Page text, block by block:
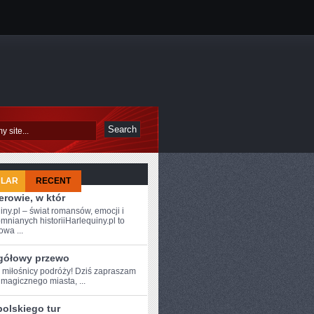
RECENT
w któr
– świat romansów, emocji i
historiiHarlequiny.pl to
...
przewo
podróży! Dziś zapraszam
miasta, ...
tur